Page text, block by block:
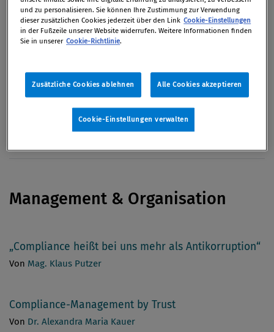
Quergelesen 1/2017
Mag. Rudolf Schwab,Dr. Johannes Barbist
Kick-Off der Arbeitsgruppe Datenschutz des ÖCOV
Von Elias Hamidane
Management & Organisation
„Compliance heißt bei uns mehr als Antikorruption“
Von Mag. Klaus Putzer
Compliance-Management by Trust
Von Dr. Alexandra Maria Kauer
und zu personalisieren. Sie können Ihre Zustimmung zur Verwendung
dieser zusätzlichen Cookies jederzeit über den Link Cookie-Einstellungen
in der Fußzeile unserer Website widerrufen. Weitere Informationen finden
Sie in unserer Cookie-Richtlinie.
Zusätzliche Cookies ablehnen Alle Cookies akzeptieren
Cookie-Einstellungen verwalten